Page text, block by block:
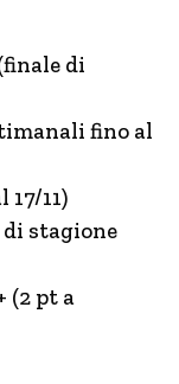
di
fino al
11)
di stagione
(2 pt a